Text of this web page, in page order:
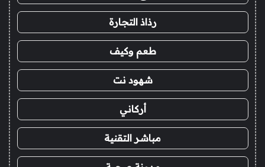
رذاذ التجارة
طعم وكيف
شهود نت
أركاني
مباشر التقنية